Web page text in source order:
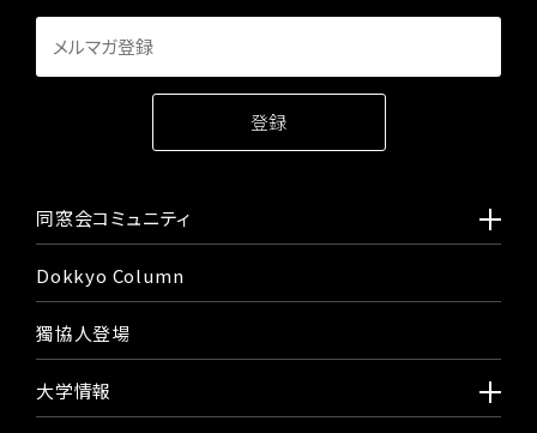
同窓会コミュニティ
Dokkyo Column
獨協人登場
大学情報